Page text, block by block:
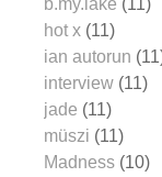
hot x (11)
ian autorun
interview (11)
jade (11)
müszi (11)
Madness (10)